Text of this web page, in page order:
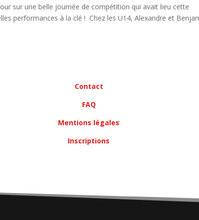
sur une belle journée de compétition qui avait lieu cette
performances à la clé ! Chez les U14, Alexandre et
Contact
FAQ
Mentions légales
Inscriptions